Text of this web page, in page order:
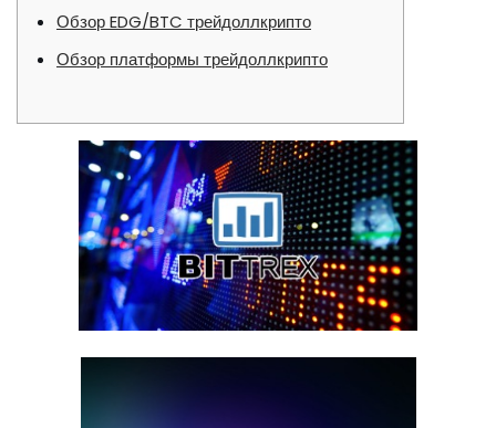
Обзор EDG/BTC трейдоллкрипто
Обзор платформы трейдоллкрипто